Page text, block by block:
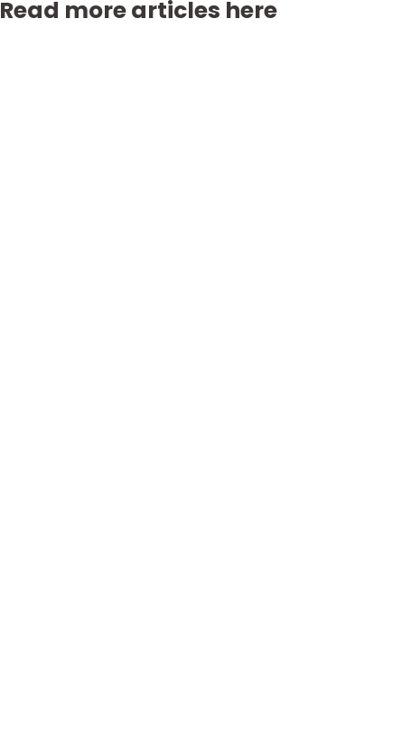
Read more articles here